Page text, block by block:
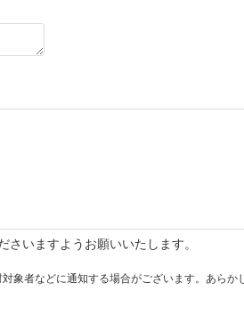
いますようお願いいたします。
者などに通知する場合がございます。あらか